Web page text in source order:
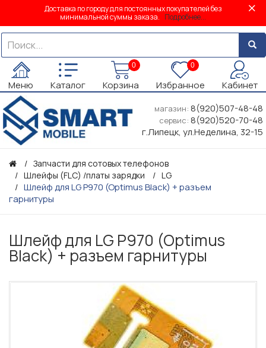
Доставка по городу для постоянных покупателей без
минимальной суммы заказа. Подробнее...
Меню Каталог
0
Корзина
0
Избранное Кабинет
магазин: 8(920)507-48-48
сервис: 8(920)520-70-48
г.Липецк, ул.Неделина, 32-15
Запчасти для сотовых телефонов
Шлейфы (FLC) /платы зарядки
LG
Шлейф для LG P970 (Optimus Black) + разъем
гарнитуры
Шлейф для LG P970 (Optimus
Black) + разъем гарнитуры